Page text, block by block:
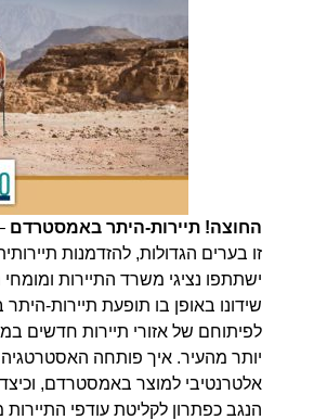
החוצה! תיירות-היתר באמסטרדם–
זו בערים הגדולות, להזדמנות תיירותית
ישתתפו נציגי משרד התיירות ומומחי
שידונו באופן בו תופעת תיירות-היתר
לפיתוחם של אזורי תיירות חדשים
יותר מהעיר. איך פותחה האסטרטגיה של
אלטרנטיבי למוצר באמסטרדם, וכיצד
הנגב כפתרון לקליטת עודפי התיירות